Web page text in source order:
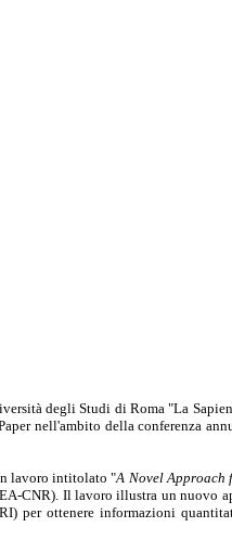
degli Studi di Roma "La
nell'ambito della conferenza
lavoro intitolato "A Novel Approach
CNR). Il lavoro illustra un nuovo
per ottenere informazioni